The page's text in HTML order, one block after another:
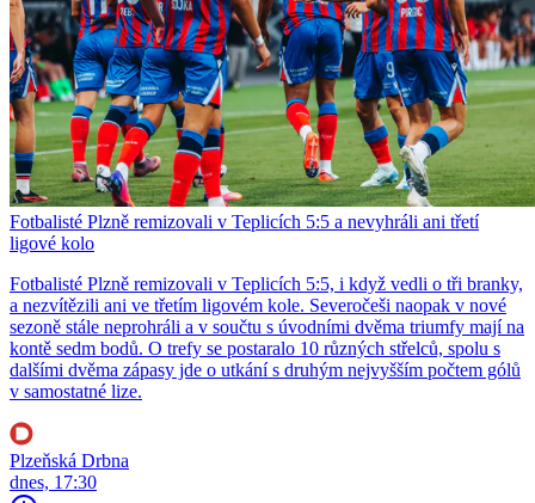
Fotbalisté Plzně remizovali v Teplicích 5:5 a nevyhráli ani třetí
ligové kolo
Fotbalisté Plzně remizovali v Teplicích 5:5, i když vedli o tři branky,
a nezvítězili ani ve třetím ligovém kole. Severočeši naopak v nové
sezoně stále neprohráli a v součtu s úvodními dvěma triumfy mají na
kontě sedm bodů. O trefy se postaralo 10 různých střelců, spolu s
dalšími dvěma zápasy jde o utkání s druhým nejvyšším počtem gólů
v samostatné lize.
Plzeňská Drbna
dnes, 17:30